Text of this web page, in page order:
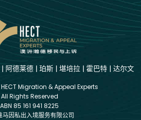
| 阿德莱德 | 珀斯 | 堪培拉 | 霍巴特 | 达尔文
Migration & Appeal Experts
All Rights Reserved
ABN 85 161 941 8225
马因私出入境服务有限公司